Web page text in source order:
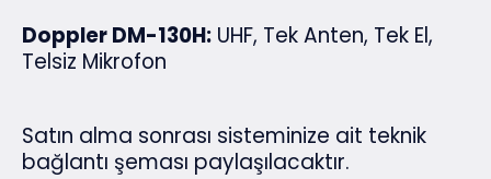
Doppler DM-130H: UHF, Tek Anten, Tek El,
Telsiz Mikrofon
Satın alma sonrası sisteminize ait teknik
bağlantı şeması paylaşılacaktır.